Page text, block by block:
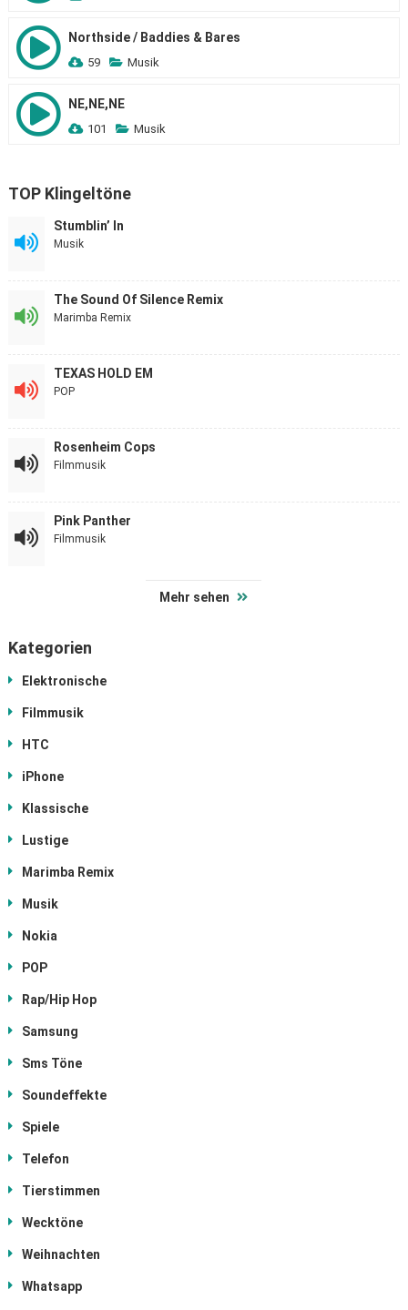
Northside / Baddies & Bares
59 Musik
NE,NE,NE
101 Musik
TOP Klingeltöne
Stumblin’ In
Musik
The Sound Of Silence Remix
Marimba Remix
TEXAS HOLD EM
POP
Rosenheim Cops
Filmmusik
Pink Panther
Filmmusik
Mehr sehen
Kategorien
Elektronische
Filmmusik
HTC
iPhone
Klassische
Lustige
Marimba Remix
Musik
Nokia
POP
Rap/Hip Hop
Samsung
Sms Töne
Soundeffekte
Spiele
Telefon
Tierstimmen
Wecktöne
Weihnachten
Whatsapp